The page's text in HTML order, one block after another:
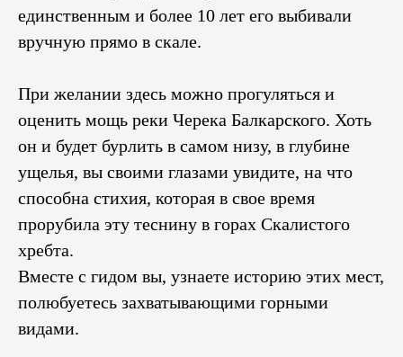
единственным и более 10 лет его выбивали
вручную прямо в скале.
При желании здесь можно прогуляться и
оценить мощь реки Черека Балкарского. Хоть
он и будет бурлить в самом низу, в глубине
ущелья, вы своими глазами увидите, на что
способна стихия, которая в свое время
прорубила эту теснину в горах Скалистого
хребта.
Вместе с гидом вы, узнаете историю этих мест,
полюбуетесь захватывающими горными
видами.